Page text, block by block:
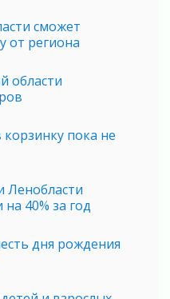
сможет
от региона
области
пока не
Ленобласти
40% за год
дня рождения